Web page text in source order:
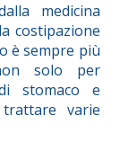
medicina
costipazione
è sempre più
solo per
stomaco e
varie